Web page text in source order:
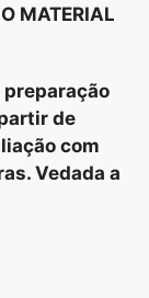
MATERIAL
de
com
Vedada a